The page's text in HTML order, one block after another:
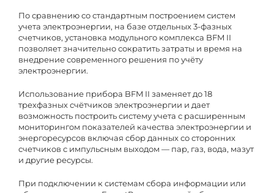
По сравнению со стандартным построением систем
учета электроэнергии, на базе отдельных 3-фазных
счетчиков, установка модульного комплекса BFM II
позволяет значительно сократить затраты и время на
внедрение современного решения по учёту
электроэнергии.
Использование прибора BFM II заменяет до 18
трехфазных счётчиков электроэнергии и дает
возможность построить систему учета с расширенным
мониторингом показателей качества электроэнергии и
энергоресурсов включая сбор данных со сторонних
счетчиков с импульсным выходом — пар, газ, вода, мазут
и другие ресурсы.
При подключении к системам сбора информации или